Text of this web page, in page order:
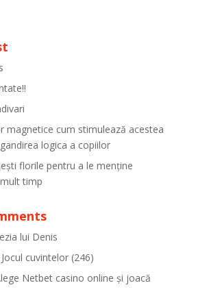
magnetice cum stimulează acestea
logica a copiilor
florile pentru a le menține
timp
lui Denis
Jocul cuvintelor (246)
Netbet casino online și joacă